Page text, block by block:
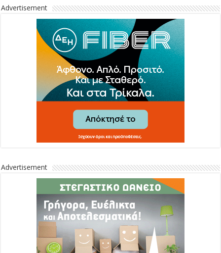
Advertisement
Advertisement